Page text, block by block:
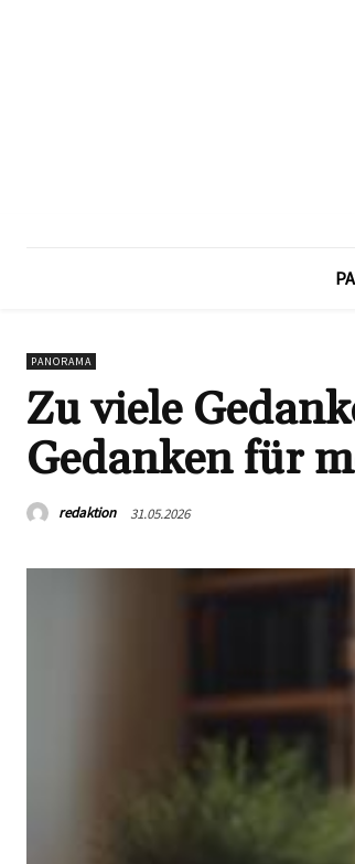
PANORAMA
Zu viele
Gedanken für
redaktion 31.05.2026